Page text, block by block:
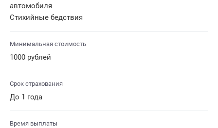
автомобиля
Стихийные бедствия
Минимальная стоимость
1000 рублей
Срок страхования
До 1 года
Время выплаты